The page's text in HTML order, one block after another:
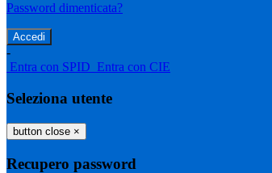
Password dimenticata?
-
Entra con SPID Entra con CIE
Seleziona utente
button close ×
Recupero password